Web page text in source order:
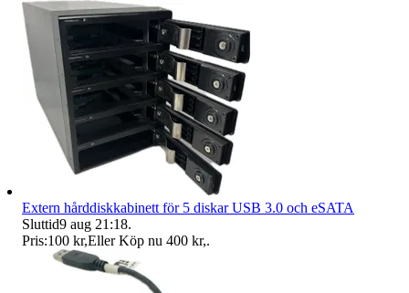
Extern hårddiskkabinett för 5 diskar USB 3.0 och eSATA
Sluttid9 aug 21:18.
Pris:100 kr,Eller Köp nu 400 kr,.